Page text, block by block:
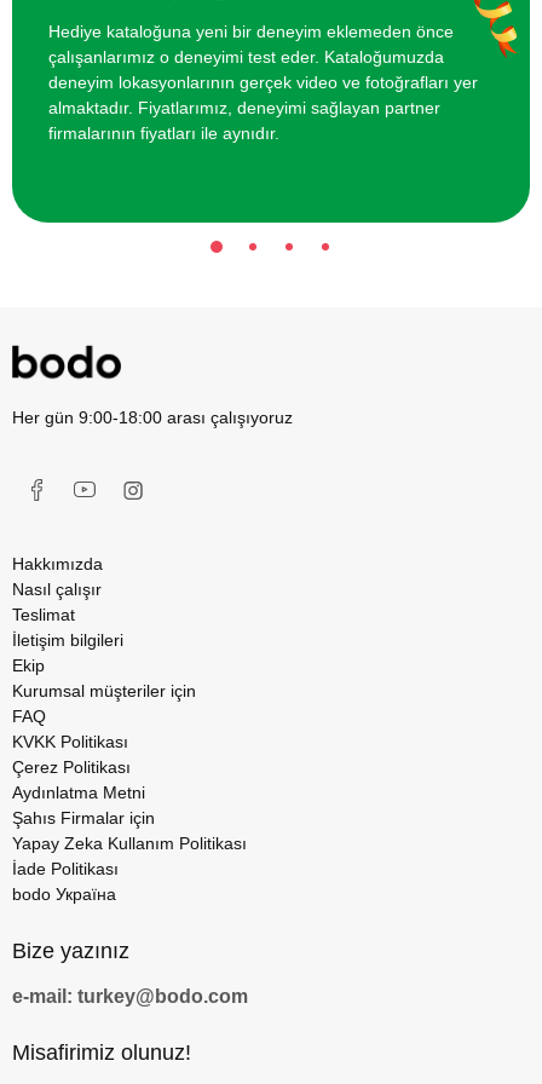
İki Kişi için Hamak Yoga Dersi
Hediye kataloğuna yeni bir deneyim eklemeden önce
çalışanlarımız o deneyimi test eder. Kataloğumuzda
deneyim lokasyonlarının gerçek video ve fotoğrafları yer
almaktadır. Fiyatlarımız, deneyimi sağlayan partner
firmalarının fiyatları ile aynıdır.
Her gün 9:00-18:00 arası çalışıyoruz
Hakkımızda
Nasıl çalışır
Teslimat
İletişim bilgileri
Ekip
Kurumsal müşteriler için
FAQ
KVKK Politikası
Çerez Politikası
Aydınlatma Metni
Şahıs Firmalar için
Yapay Zeka Kullanım Politikası
İade Politikası
bodo Україна
Bize yazınız
e-mail: turkey@bodo.com
Misafirimiz olunuz!